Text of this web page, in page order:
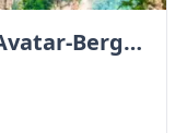
Zhangjiajie entdecken: Avatar-Berge & Altstadt von Fenghuang